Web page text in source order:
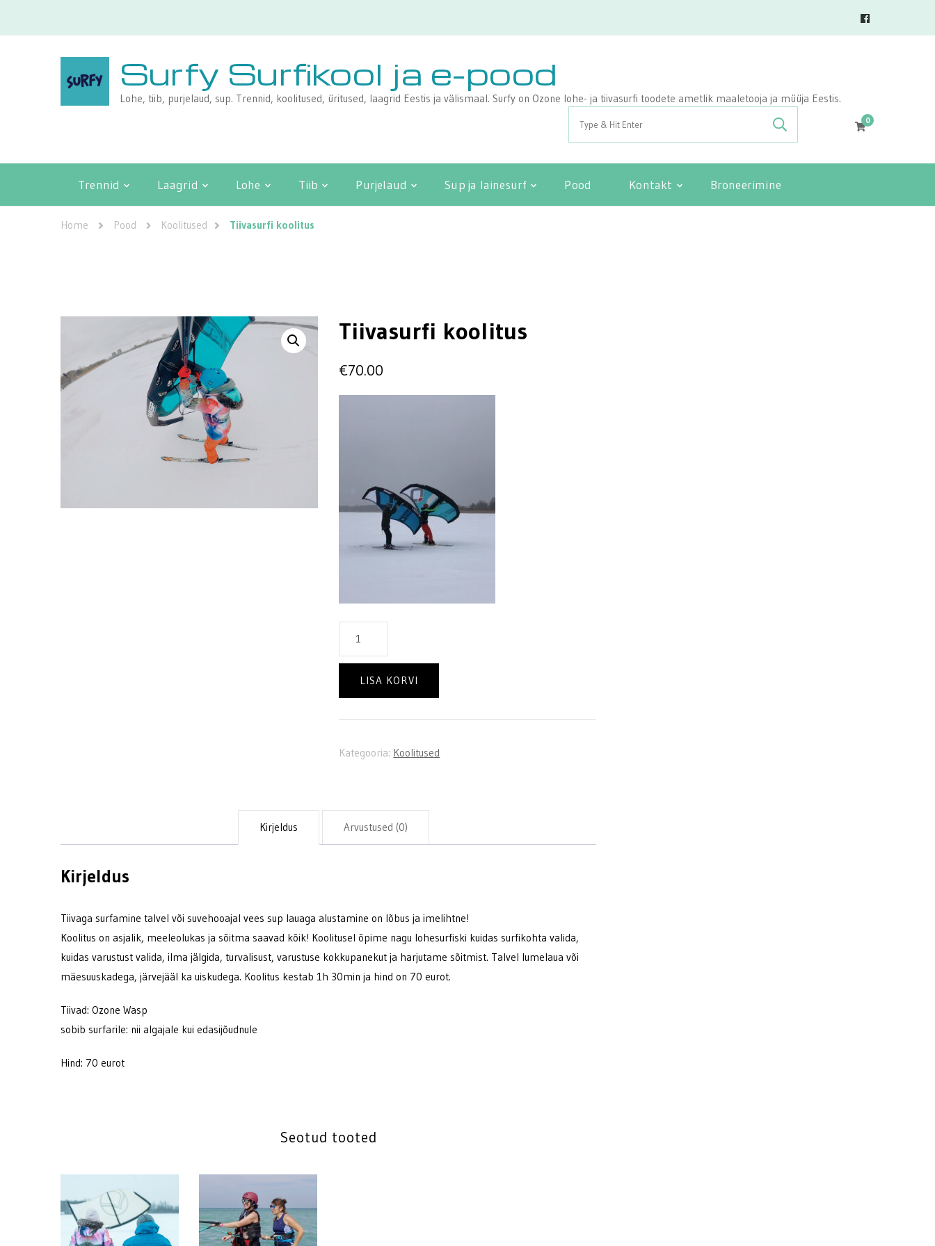
Surfy Surfikool ja e-pood
Lohe, tiib, purjelaud, sup. Trennid, koolitused, üritused, laagrid Eestis ja välismaal. Surfy on Ozone lohe- ja tiivasurfi toodete ametlik maaletooja ja müüja Eestis.
for:
0
Trennid Laagrid Lohe Tiib Purjelaud Sup ja lainesurf Pood Kontakt Broneerimine
Home Pood Koolitused Tiivasurfi koolitus
Tiivasurfi koolitus
€70.00
Tiivasurfi
koolitus
kogusLISA KORVI
Kategooria: Koolitused
Kirjeldus Arvustused (0)
Kirjeldus
Tiivaga surfamine talvel või suvehooajal vees sup lauaga alustamine on lõbus ja imelihtne!
Koolitus on asjalik, meeleolukas ja sõitma saavad kõik! Koolitusel õpime nagu lohesurfiski kuidas surfikohta valida,
kuidas varustust valida, ilma jälgida, turvalisust, varustuse kokkupanekut ja harjutame sõitmist. Talvel lumelaua või
mäesuuskadega, järvejääl ka uiskudega. Koolitus kestab 1h 30min ja hind on 70 eurot.
Tiivad: Ozone Wasp
sobib surfarile: nii algajale kui edasijõudnule
Hind: 70 eurot
Seotud tooted